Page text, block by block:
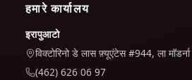
हमारे कार्यालय
इरापुआटो
विक्टोरिनो डे लास फ़्यूएंटेस #944, ला
(462) 626 06 97